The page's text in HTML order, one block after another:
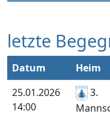
letzte
Datum Heim
25.01.2026
14:00
3.